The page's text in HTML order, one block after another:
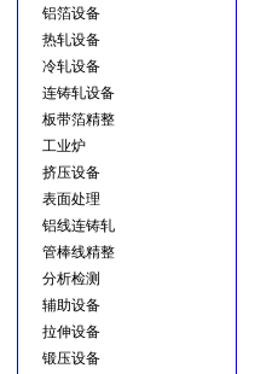
铝箔设备
热轧设备
冷轧设备
连铸轧设备
板带箔精整
工业炉
挤压设备
表面处理
铝线连铸轧
管棒线精整
分析检测
辅助设备
拉伸设备
锻压设备